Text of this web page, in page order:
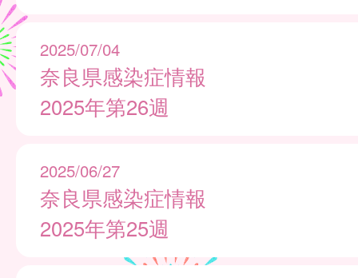
2025/07/04
奈良県感染症情報
2025年第26週
2025/06/27
奈良県感染症情報
2025年第25週